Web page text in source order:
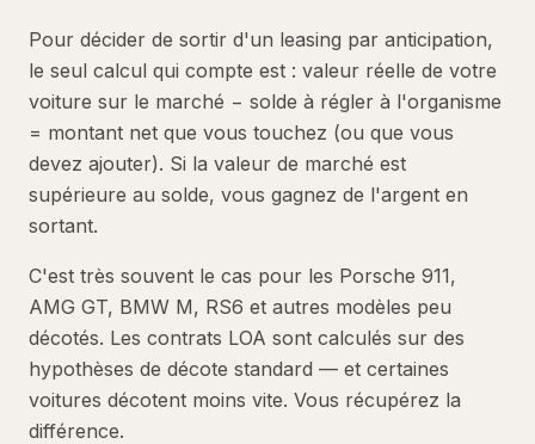
Pour décider de sortir d'un leasing par anticipation,
le seul calcul qui compte est : valeur réelle de votre
voiture sur le marché − solde à régler à l'organisme
= montant net que vous touchez (ou que vous
devez ajouter). Si la valeur de marché est
supérieure au solde, vous gagnez de l'argent en
sortant.
C'est très souvent le cas pour les Porsche 911,
AMG GT, BMW M, RS6 et autres modèles peu
décotés. Les contrats LOA sont calculés sur des
hypothèses de décote standard — et certaines
voitures décotent moins vite. Vous récupérez la
différence.